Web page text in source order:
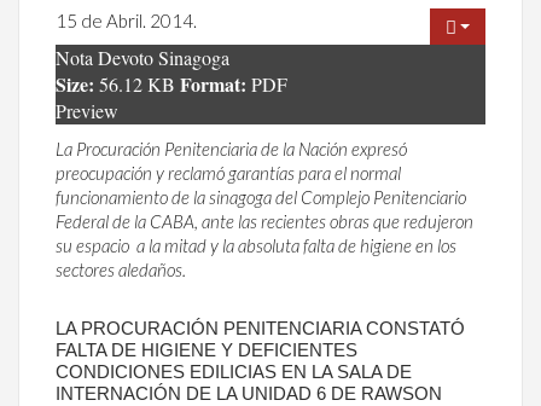
15 de Abril. 2014.
Nota Devoto Sinagoga
Size: 56.12 KB Format: PDF
Preview
La Procuración Penitenciaria de la Nación expresó
preocupación y reclamó garantías para el normal
funcionamiento de la sinagoga del Complejo Penitenciario
Federal de la CABA, ante las recientes obras que redujeron
su espacio a la mitad y la absoluta falta de higiene en los
sectores aledaños.
LA PROCURACIÓN PENITENCIARIA CONSTATÓ
FALTA DE HIGIENE Y DEFICIENTES
CONDICIONES EDILICIAS EN LA SALA DE
INTERNACIÓN DE LA UNIDAD 6 DE RAWSON